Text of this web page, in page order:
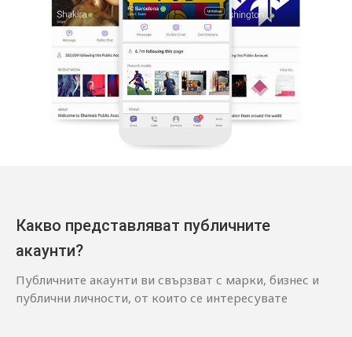
Какво представляват публичните
акаунти?
Публичните акаунти ви свързват с марки, бизнес и
публични личности, от които се интересувате